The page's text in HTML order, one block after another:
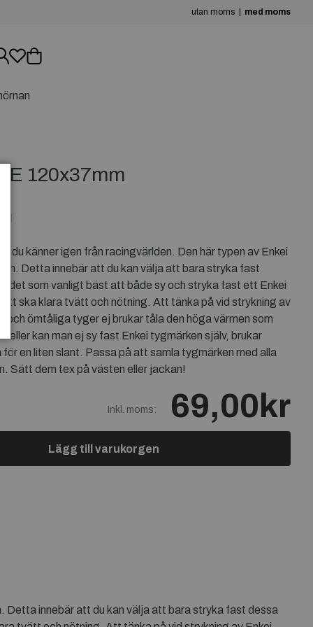
utan moms med moms
120x37mm
du känner igen från racingvärlden. Den här typen av Enkei
Detta innebär att du kan välja att bara stryka fast
det som vanligt bäst att både sy och stryka fast ett Enkei
ska klara tvätt och nötning. Att tänka på vid strykning av
och ömtåliga tyger ej brukar tåla den höga värmen som
eller kan man ej sy fast Enkei tygmärken själv, brukar
en liten slant. Passa på att samla tygmärken med alla
Sätt dem tex på västen eller jackan!
Inkl. moms: 69,00kr
Lägg till varukorgen
Detta innebär att du kan välja att bara stryka fast dessa